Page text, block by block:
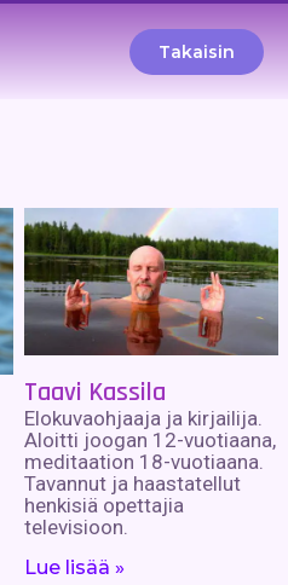
Takaisin
Taavi Kassila
Elokuvaohjaaja ja kirjailija.
Aloitti joogan 12-vuotiaana,
meditaation 18-vuotiaana.
Tavannut ja haastatellut
henkisiä opettajia
televisioon.
Lue lisää »